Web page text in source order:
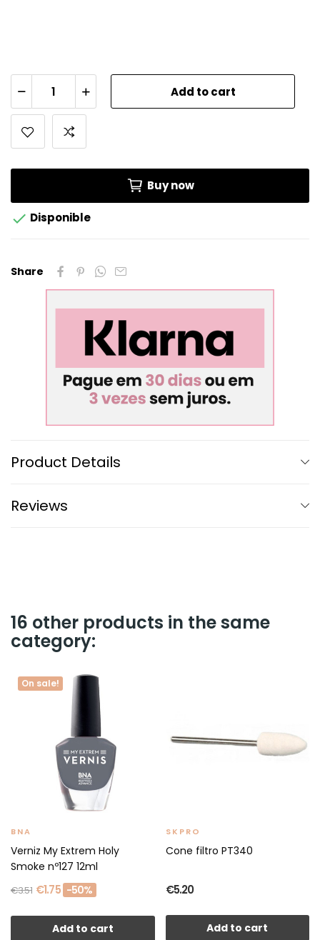
Add to cart
Buy now
 Disponible
Share
Product Details
Reviews
16 other products in the same
category:
On sale!
BNA
Verniz My Extrem Holy
Smoke nº127 12ml
€3.51 €1.75 -50%
Add to cart
SKPRO
Cone filtro PT340
€5.20
Add to cart